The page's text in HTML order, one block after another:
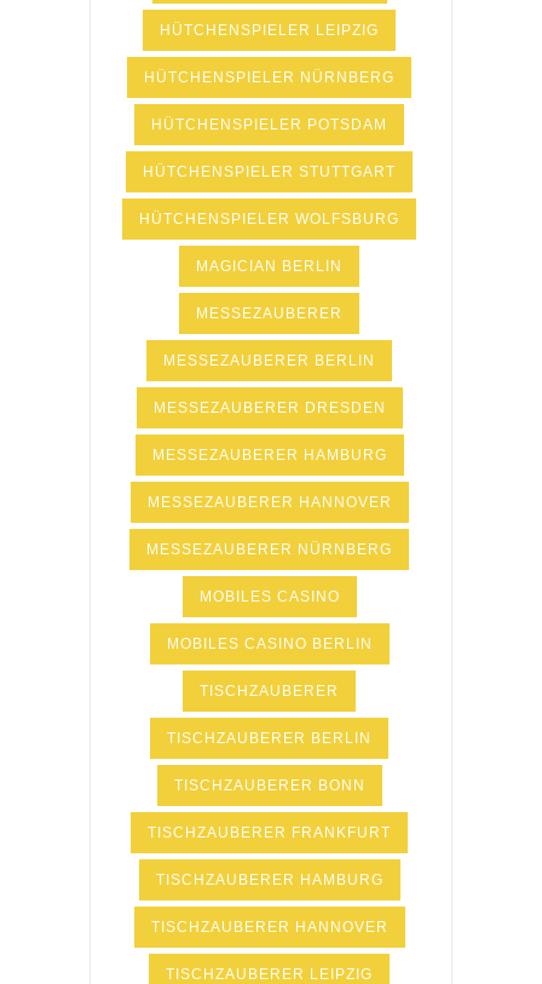
HÜTCHENSPIELER LEIPZIG
HÜTCHENSPIELER NÜRNBERG
HÜTCHENSPIELER POTSDAM
HÜTCHENSPIELER STUTTGART
HÜTCHENSPIELER WOLFSBURG
MAGICIAN BERLIN
MESSEZAUBERER
MESSEZAUBERER BERLIN
MESSEZAUBERER DRESDEN
MESSEZAUBERER HAMBURG
MESSEZAUBERER HANNOVER
MESSEZAUBERER NÜRNBERG
MOBILES CASINO
MOBILES CASINO BERLIN
TISCHZAUBERER
TISCHZAUBERER BERLIN
TISCHZAUBERER BONN
TISCHZAUBERER FRANKFURT
TISCHZAUBERER HAMBURG
TISCHZAUBERER HANNOVER
TISCHZAUBERER LEIPZIG